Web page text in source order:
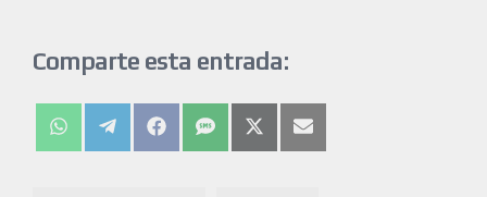
Comparte esta entrada: